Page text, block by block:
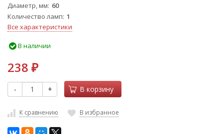
Диаметр, мм 60
Количество ламп 1
Все характеристики
В наличии
238 ₽
- + В корзину
К сравнению В избранное